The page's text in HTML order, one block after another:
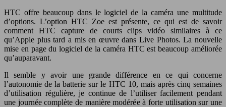
HTC offre beaucoup dans le logiciel de la caméra une multitude
d’options. L’option HTC Zoe est présente, ce qui est de savoir
comment HTC capture de courts clips vidéo similaires à ce
qu’Apple plus tard a mis en œuvre dans Live Photos. La nouvelle
mise en page du logiciel de la caméra HTC est beaucoup améliorée
qu’auparavant.
Il semble y avoir une grande différence en ce qui concerne
l’autonomie de la batterie sur le HTC 10, mais après cinq semaines
d’utilisation régulière, je continue de l’utiliser facilement pendant
une journée complète de manière modérée à forte utilisation sur une